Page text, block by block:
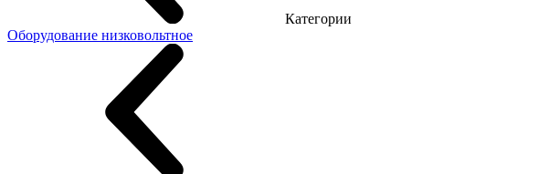
Категории
Оборудование низковольтное